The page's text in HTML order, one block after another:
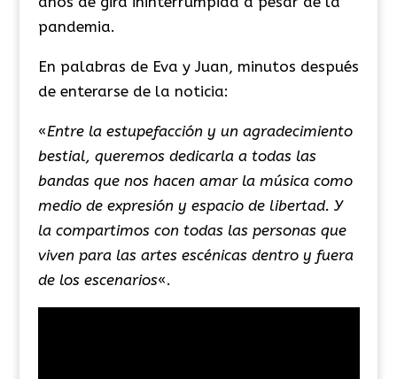
pandemia.
En palabras de Eva y Juan, minutos después
de enterarse de la noticia:
«Entre la estupefacción y un agradecimiento
bestial, queremos dedicarla a todas las
bandas que nos hacen amar la música como
medio de expresión y espacio de libertad. Y
la compartimos con todas las personas que
viven para las artes escénicas dentro y fuera
de los escenarios«.